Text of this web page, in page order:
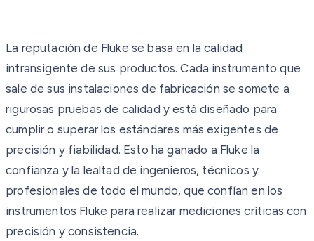
La reputación de Fluke se basa en la calidad
intransigente de sus productos. Cada instrumento que
sale de sus instalaciones de fabricación se somete a
rigurosas pruebas de calidad y está diseñado para
cumplir o superar los estándares más exigentes de
precisión y fiabilidad. Esto ha ganado a Fluke la
confianza y la lealtad de ingenieros, técnicos y
profesionales de todo el mundo, que confían en los
instrumentos Fluke para realizar mediciones críticas con
precisión y consistencia.